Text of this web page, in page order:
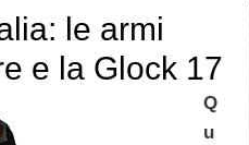
le armi
e la Glock 17
Q
u